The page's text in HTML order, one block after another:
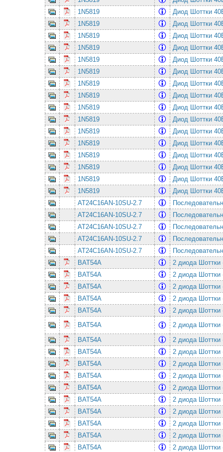
1N5819
Диод Шоттки
1N5819
Диод Шоттки
1N5819
Диод Шоттки
1N5819
Диод Шоттки
1N5819
Диод Шоттки
1N5819
Диод Шоттки
1N5819
Диод Шоттки
1N5819
Диод Шоттки
1N5819
Диод Шоттки
1N5819
Диод Шоттки
1N5819
Диод Шоттки
1N5819
Диод Шоттки
1N5819
Диод Шоттки
1N5819
Диод Шоттки
1N5819
Диод Шоттки
1N5819
Диод Шоттки
AT24C16AN-10SU-2.7
AT24C16AN-10SU-2.7
AT24C16AN-10SU-2.7
AT24C16AN-10SU-2.7
AT24C16AN-10SU-2.7
BAT54A
2 диода
BAT54A
2 диода
BAT54A
2 диода
BAT54A
2 диода
BAT54A
2 диода
BAT54A
2 диода
BAT54A
2 диода
BAT54A
2 диода
BAT54A
2 диода
BAT54A
2 диода
BAT54A
2 диода
BAT54A
2 диода
BAT54A
2 диода
BAT54A
2 диода
BAT54A
2 диода
BAT54A
2 диода